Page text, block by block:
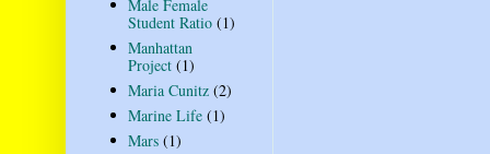
Male Female
Student Ratio (1)
Manhattan
Project (1)
Maria Cunitz (2)
Marine Life (1)
Mars (1)